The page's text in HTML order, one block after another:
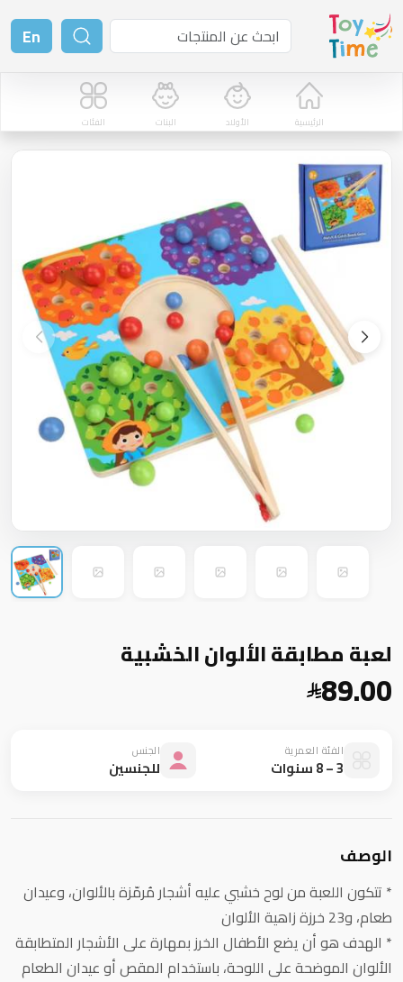
En
الرئيسية الأولاد البنات الفئات
لعبة مطابقة الألوان الخشبية
89.00
الفئة العمرية
3 – 8 سنوات
الجنس
للجنسين
الوصف
* تتكون اللعبة من لوح خشبي عليه أشجار مُرمّزة بالألوان، وعيدان
طعام، و23 خرزة زاهية الألوان
* الهدف هو أن يضع الأطفال الخرز بمهارة على الأشجار المتطابقة
الألوان الموضحة على اللوحة، باستخدام المقص أو عيدان الطعام